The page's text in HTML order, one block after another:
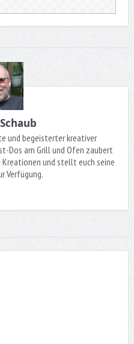
und begeisterter kreativer
Dos am Grill und Ofen zaubert
und stellt euch seine
Verfügung.